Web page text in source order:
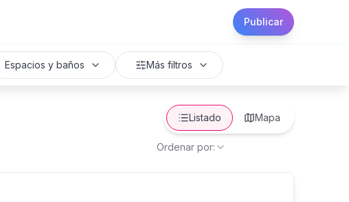
Publicar
Espacios y baños Más filtros
Listado Mapa
Ordenar por: